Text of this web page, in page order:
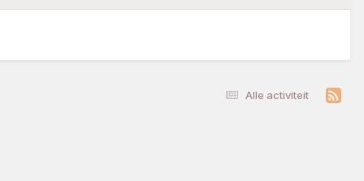
Alle activiteit